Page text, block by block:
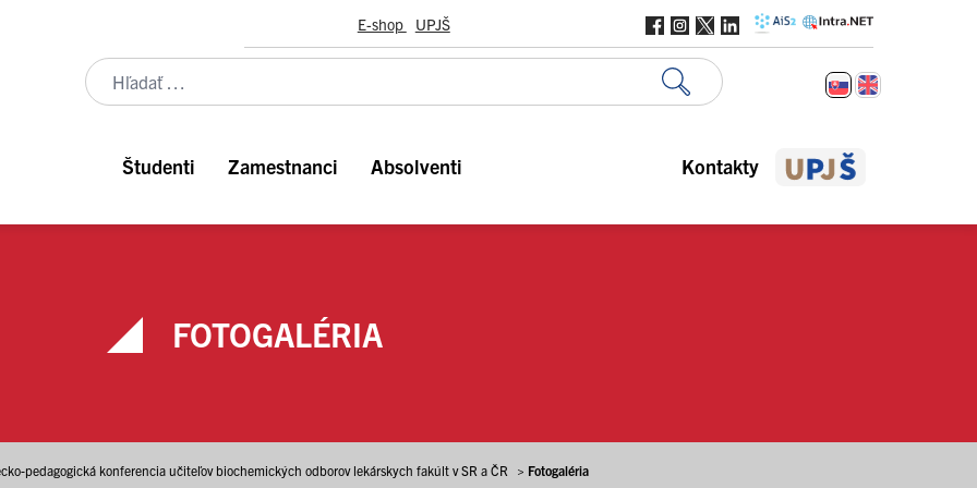
E-shop UPJŠ
Študenti Zamestnanci Absolventi Kontakty
FOTOGALÉRIA
pedagogická konferencia učiteľov biochemických odborov lekárskych fakúlt v SR a ČR > Fotogaléria